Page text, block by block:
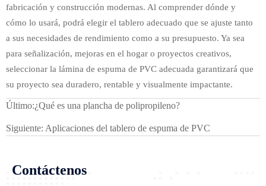
fabricación y construcción modernas. Al comprender dónde y
cómo lo usará, podrá elegir el tablero adecuado que se ajuste tanto
a sus necesidades de rendimiento como a su presupuesto. Ya sea
para señalización, mejoras en el hogar o proyectos creativos,
seleccionar la lámina de espuma de PVC adecuada garantizará que
su proyecto sea duradero, rentable y visualmente impactante.
Último:¿Qué es una plancha de polipropileno?
Siguiente: Aplicaciones del tablero de espuma de PVC
Contáctenos